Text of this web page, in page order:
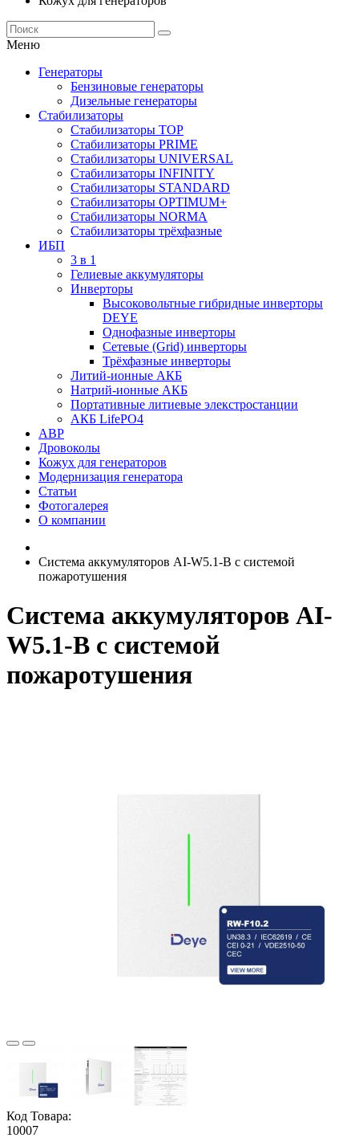
Меню
Генераторы
Бензиновые генераторы
Дизельные генераторы
Стабилизаторы
Стабилизаторы TOP
Стабилизаторы PRIME
Стабилизаторы UNIVERSAL
Стабилизаторы INFINITY
Стабилизаторы STANDARD
Стабилизаторы OPTIMUM+
Стабилизаторы NORMA
Стабилизаторы трёхфазные
ИБП
3 в 1
Гелиевые аккумуляторы
Инверторы
Высоковольтные гибридные инверторы
DEYE
Однофазные инверторы
Сетевые (Grid) инверторы
Трёхфазные инверторы
Литий-ионные АКБ
Натрий-ионные АКБ
Портативные литиевые элекстростанции
АКБ LifePO4
АВР
Дровоколы
Кожух для генераторов
Модернизация генератора
Статьи
Фотогалерея
О компании
Система аккумуляторов AI-W5.1-B с системой
пожаротушения
Система аккумуляторов AI-
W5.1-B с системой
пожаротушения
Код Товара:
10007